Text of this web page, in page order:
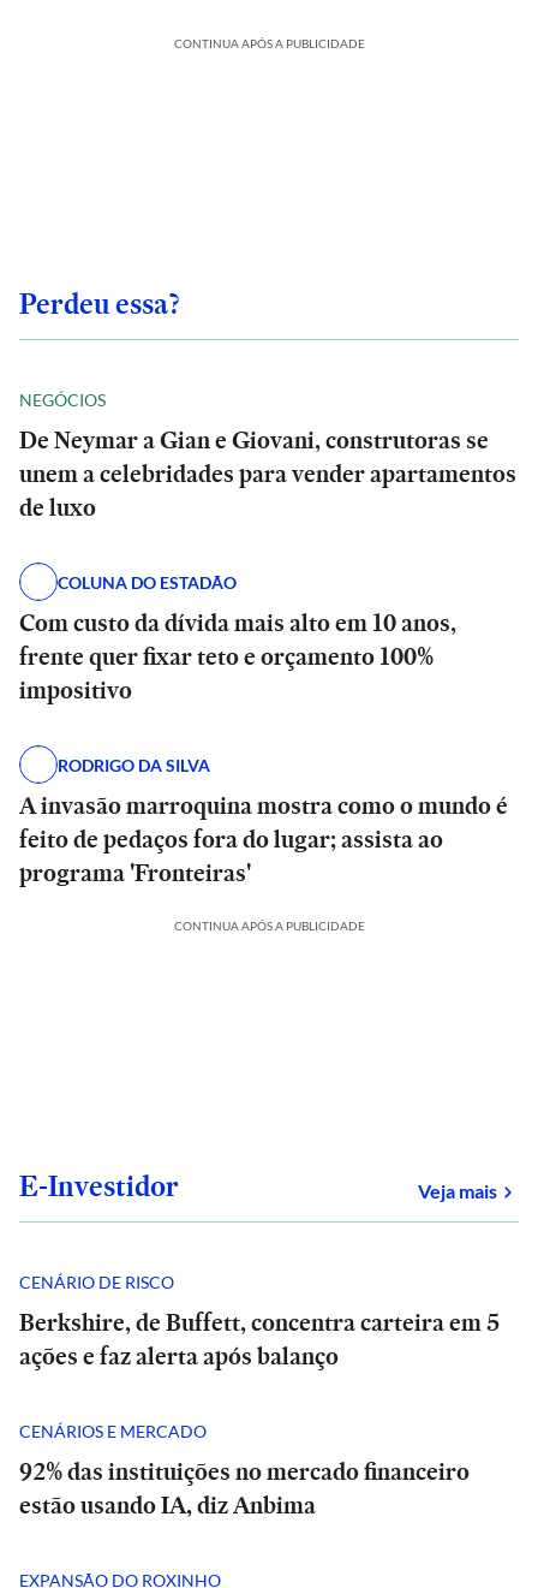
CONTINUA APÓS A PUBLICIDADE
Perdeu essa?
NEGÓCIOS
De Neymar a Gian e Giovani, construtoras se
unem a celebridades para vender apartamentos
de luxo
COLUNA DO ESTADÃO
Com custo da dívida mais alto em 10 anos,
frente quer fixar teto e orçamento 100%
impositivo
RODRIGO DA SILVA
A invasão marroquina mostra como o mundo é
feito de pedaços fora do lugar; assista ao
programa 'Fronteiras'
CONTINUA APÓS A PUBLICIDADE
E-Investidor Veja mais
CENÁRIO DE RISCO
Berkshire, de Buffett, concentra carteira em 5
ações e faz alerta após balanço
CENÁRIOS E MERCADO
92% das instituições no mercado financeiro
estão usando IA, diz Anbima
EXPANSÃO DO ROXINHO